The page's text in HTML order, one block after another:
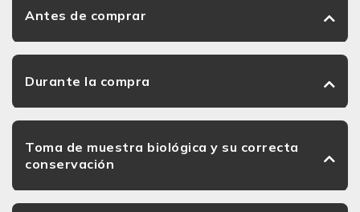
Antes de comprar
Durante la compra
Toma de muestra biológica y su correcta
conservación